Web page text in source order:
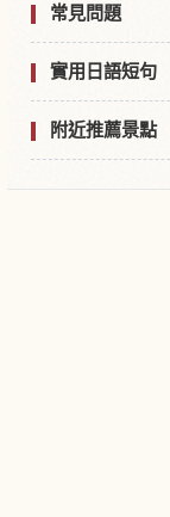
常見問題
實用日語短句
附近推薦景點